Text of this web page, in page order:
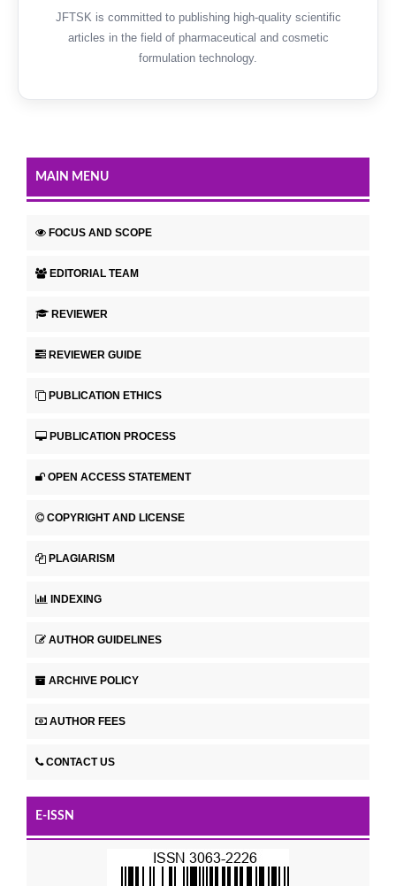
JFTSK is committed to publishing high-quality scientific
articles in the field of pharmaceutical and cosmetic
formulation technology.
MAIN MENU
FOCUS AND SCOPE
EDITORIAL TEAM
REVIEWER
REVIEWER GUIDE
PUBLICATION ETHICS
PUBLICATION PROCESS
OPEN ACCESS STATEMENT
COPYRIGHT AND LICENSE
PLAGIARISM
INDEXING
AUTHOR GUIDELINES
ARCHIVE POLICY
AUTHOR FEES
CONTACT US
E-ISSN